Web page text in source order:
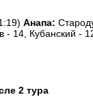
Анапа:
- 14, Кубанский -
2 тура